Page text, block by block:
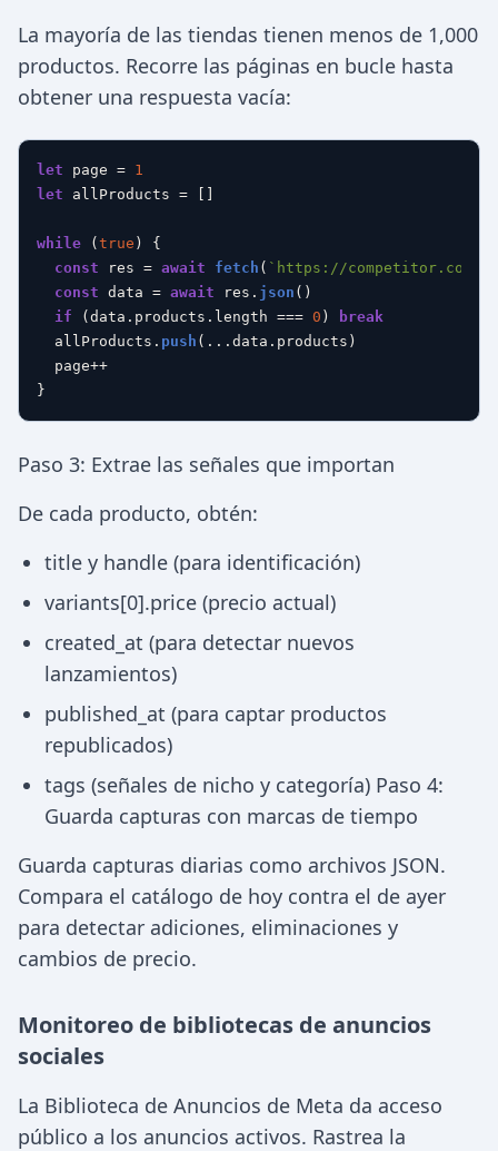
La mayoría de las tiendas tienen menos de 1,000
productos. Recorre las páginas en bucle hasta
obtener una respuesta vacía:
let page = 1
let allProducts = []
while ( true ) {
const res = await fetch ( `https://competitor.com/
const data = await res. json ()
if (data. products . length === 0 )
break
  allProducts.
push (...data. products )
  page++
Paso 3: Extrae las señales que importan
De cada producto, obtén:
title y handle (para identificación)
variants[0].price (precio actual)
created_at (para detectar nuevos
lanzamientos)
published_at (para captar productos
republicados)
tags (señales de nicho y categoría) Paso 4:
Guarda capturas con marcas de tiempo
Guarda capturas diarias como archivos JSON.
Compara el catálogo de hoy contra el de ayer
para detectar adiciones, eliminaciones y
cambios de precio.
Monitoreo de bibliotecas de anuncios
sociales
La Biblioteca de Anuncios de Meta da acceso
público a los anuncios activos. Rastrea la